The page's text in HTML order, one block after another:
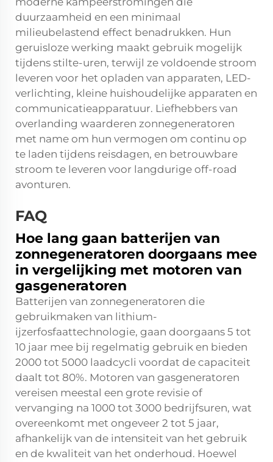
duurzaamheid en een minimaal
milieubelastend effect benadrukken. Hun
geruisloze werking maakt gebruik mogelijk
tijdens stilte-uren, terwijl ze voldoende stroom
leveren voor het opladen van apparaten, LED-
verlichting, kleine huishoudelijke apparaten en
communicatieapparatuur. Liefhebbers van
overlanding waarderen zonnegeneratoren
met name om hun vermogen om continu op
te laden tijdens reisdagen, en betrouwbare
stroom te leveren voor langdurige off-road
avonturen.
FAQ
Hoe lang gaan batterijen van
zonnegeneratoren doorgaans mee
in vergelijking met motoren van
gasgeneratoren
Batterijen van zonnegeneratoren die
gebruikmaken van lithium-
ijzerfosfaattechnologie, gaan doorgaans 5 tot
10 jaar mee bij regelmatig gebruik en bieden
2000 tot 5000 laadcycli voordat de capaciteit
daalt tot 80%. Motoren van gasgeneratoren
vereisen meestal een grote revisie of
vervanging na 1000 tot 3000 bedrijfsuren, wat
overeenkomt met ongeveer 2 tot 5 jaar,
afhankelijk van de intensiteit van het gebruik
en de kwaliteit van het onderhoud. Hoewel